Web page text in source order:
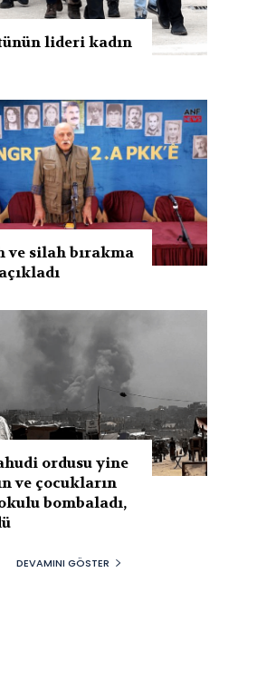
lideri kadın
ve silah bırakma
ordusu yine
ve çocukların
okulu bombaladı,
DEVAMINI GÖSTER